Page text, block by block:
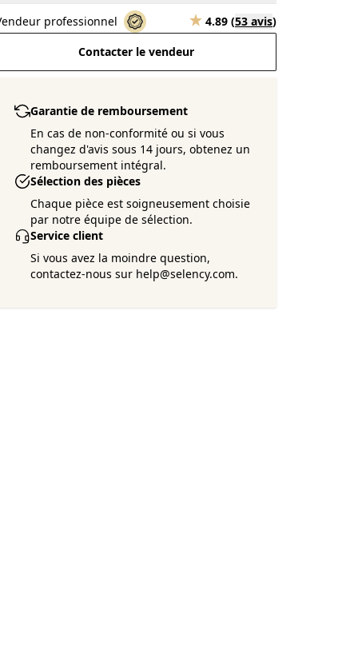
professionnel 4.89 (53 avis)
Contacter le vendeur
Garantie de remboursement
En cas de non-conformité ou si vous
changez d'avis sous 14 jours, obtenez un
remboursement intégral.
Sélection des pièces
Chaque pièce est soigneusement choisie
par notre équipe de sélection.
Service client
Si vous avez la moindre question,
contactez-nous sur help@selency.com.